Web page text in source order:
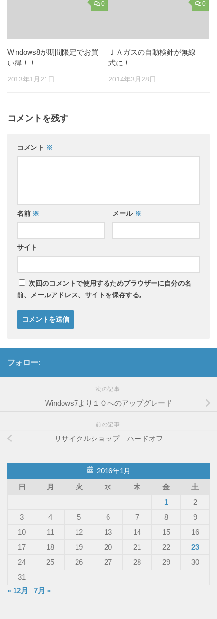
0
Windows8が期間限定でお買
い得！！
2013年1月21日
0
ＪＡガスの自動検針が無線
式に！
2014年3月28日
コメントを残す
コメント ※
名前 ※ メール ※
サイト
次回のコメントで使用するためブラウザーに自分の名
前、メールアドレス、サイトを保存する。
フォロー:
次の記事
Windows7より１０へのアップグレード
前の記事
リサイクルショップ ハードオフ
2016年1月
日
月 火 水 木 金
土
1
2
3
4 5 6 7 8
9
10
11 12 13 14 15
16
17
18 19 20 21 22
23
24
25 26 27 28 29
30
31
« 12月
7月 »